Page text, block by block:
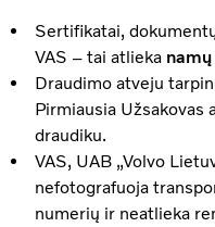
Sertifikatai,
VAS – tai atlieka
Draudimo atveju
Pirmiausia Užsakovas
draudiku.
VAS, UAB „Volvo
nefotografuoja
numerių ir neatlieka